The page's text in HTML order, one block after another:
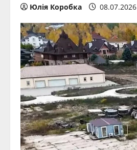
Юлія Коробка 08.07.2026